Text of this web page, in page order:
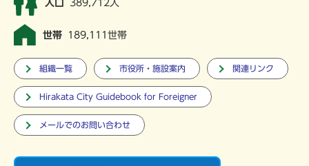
人口 389,712人
世帯 189,111世帯
組織一覧 市役所・施設案内 関連リンク
Hirakata City Guidebook for Foreigner
メールでのお問い合わせ